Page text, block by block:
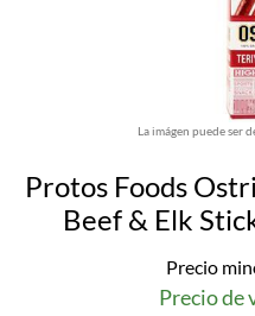
La imágen puede ser
Protos Foods
Beef & Elk
Precio
Precio de